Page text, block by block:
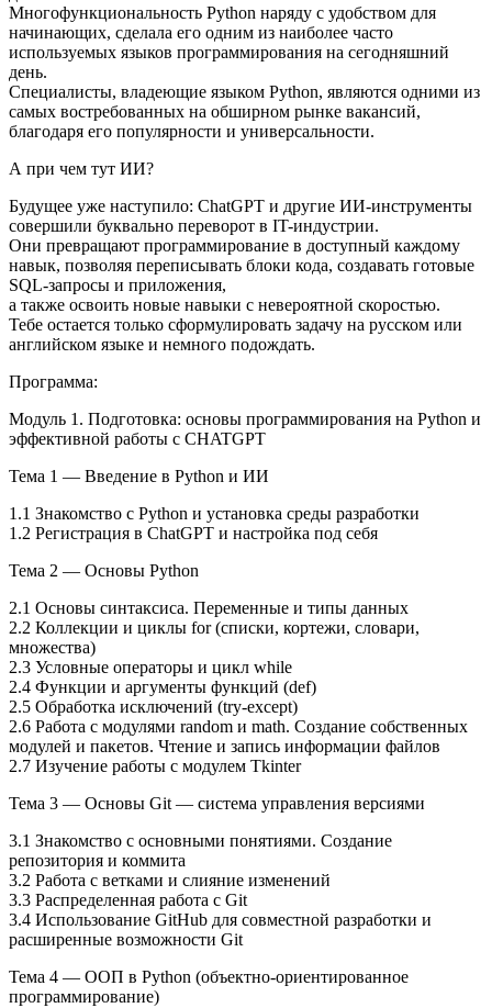
Многофункциональность Python наряду с удобством для
начинающих, сделала его одним из наиболее часто
используемых языков программирования на сегодняшний
день.
Специалисты, владеющие языком Python, являются одними из
самых востребованных на обширном рынке вакансий,
благодаря его популярности и универсальности.
А при чем тут ИИ?
Будущее уже наступило: ChatGPT и другие ИИ-инструменты
совершили буквально переворот в IT-индустрии.
Они превращают программирование в доступный каждому
навык, позволяя переписывать блоки кода, создавать готовые
SQL-запросы и приложения,
а также освоить новые навыки с невероятной скоростью.
Тебе остается только сформулировать задачу на русском или
английском языке и немного подождать.
Программа:
Модуль 1. Подготовка: основы программирования на Python и
эффективной работы с CHATGPT
Тема 1 — Введение в Python и ИИ
1.1 Знакомство с Python и установка среды разработки
1.2 Регистрация в ChatGPT и настройка под себя
Тема 2 — Основы Python
2.1 Основы синтаксиса. Переменные и типы данных
2.2 Коллекции и циклы for (списки, кортежи, словари,
множества)
2.3 Условные операторы и цикл while
2.4 Функции и аргументы функций (def)
2.5 Обработка исключений (try-except)
2.6 Работа с модулями random и math. Создание собственных
модулей и пакетов. Чтение и запись информации файлов
2.7 Изучение работы с модулем Tkinter
Тема 3 — Основы Git — система управления версиями
3.1 Знакомство с основными понятиями. Создание
репозитория и коммита
3.2 Работа с ветками и слияние изменений
3.3 Распределенная работа с Git
3.4 Использование GitHub для совместной разработки и
расширенные возможности Git
Тема 4 — ООП в Python (объектно-ориентированное
программирование)